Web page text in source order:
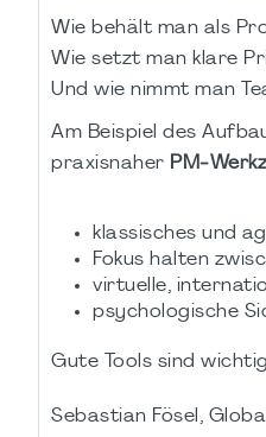
Wie behält man als
Wie setzt man klare
Und wie nimmt man
Am Beispiel des
praxisnaher
klassisches und
Fokus halten
virtuelle,
psychologische
Gute Tools sind
Sebastian Fösel,